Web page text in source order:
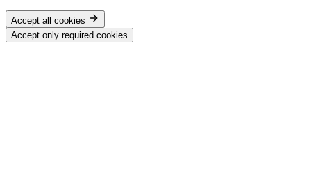
Accept all cookies
Accept only required cookies